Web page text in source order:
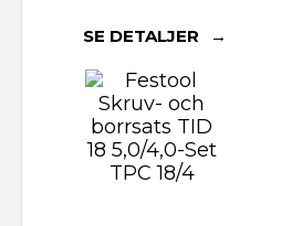
SE DETALJER